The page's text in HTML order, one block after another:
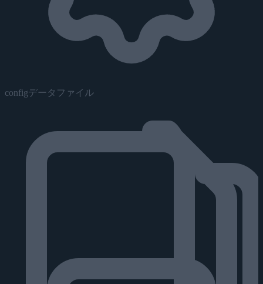
configデータファイル